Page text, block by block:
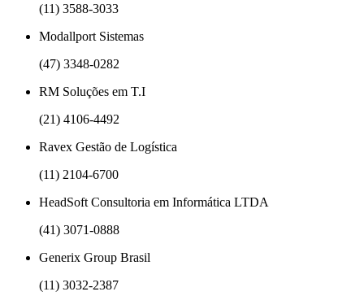
(11) 3588-3033
Modallport Sistemas
(47) 3348-0282
RM Soluções em T.I
(21) 4106-4492
Ravex Gestão de Logística
(11) 2104-6700
HeadSoft Consultoria em Informática LTDA
(41) 3071-0888
Generix Group Brasil
(11) 3032-2387